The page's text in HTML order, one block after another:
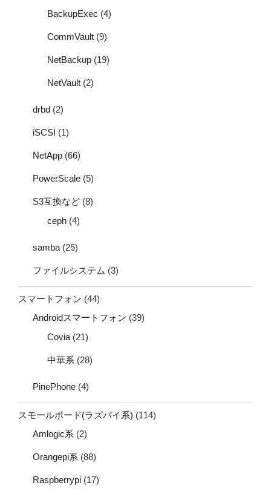
BackupExec (4)
CommVault (9)
NetBackup (19)
NetVault (2)
drbd (2)
iSCSI (1)
NetApp (66)
PowerScale (5)
S3互換など (8)
ceph (4)
samba (25)
ファイルシステム (3)
スマートフォン (44)
Androidスマートフォン (39)
Covia (21)
中華系 (28)
PinePhone (4)
スモールボード(ラズパイ系) (114)
Amlogic系 (2)
Orangepi系 (88)
Raspberrypi (17)